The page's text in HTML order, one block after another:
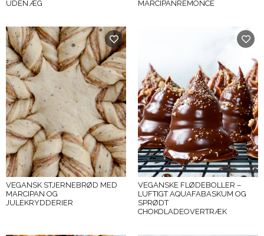
UDEN ÆG
MARCIPANREMONCE
VEGANSK STJERNEBRØD MED
MARCIPAN OG
JULEKRYDDERIER
VEGANSKE FLØDEBOLLER –
LUFTIGT AQUAFABASKUM OG
SPRØDT
CHOKOLADEOVERTRÆK